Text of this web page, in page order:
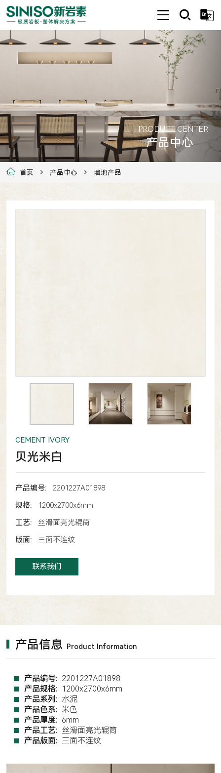
PRODUCT CENTER
产品中心
首页 产品中心 墙地产品
CEMENT IVORY
贝光米白
产品编号:
2201227A01898
规格:
1200x2700x6mm
工艺:
丝滑面亮光辊筒
版面:
三面不连纹
联系我们
产品信息 Product Information
产品编号: 2201227A01898
产品规格: 1200x2700x6mm
产品系列: 水泥
产品色系: 米色
产品厚度: 6mm
产品工艺: 丝滑面亮光辊筒
产品版面: 三面不连纹